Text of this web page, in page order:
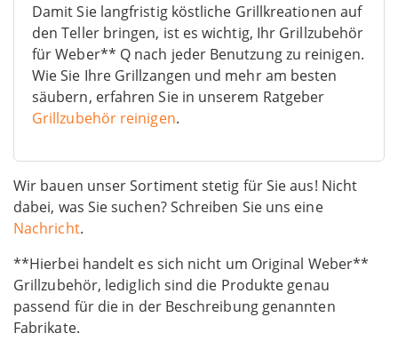
Damit Sie langfristig köstliche Grillkreationen auf
den Teller bringen, ist es wichtig, Ihr Grillzubehör
für Weber** Q nach jeder Benutzung zu reinigen.
Wie Sie Ihre Grillzangen und mehr am besten
säubern, erfahren Sie in unserem Ratgeber
Grillzubehör reinigen.
Wir bauen unser Sortiment stetig für Sie aus! Nicht
dabei, was Sie suchen? Schreiben Sie uns eine
Nachricht.
**Hierbei handelt es sich nicht um Original Weber**
Grillzubehör, lediglich sind die Produkte genau
passend für die in der Beschreibung genannten
Fabrikate.